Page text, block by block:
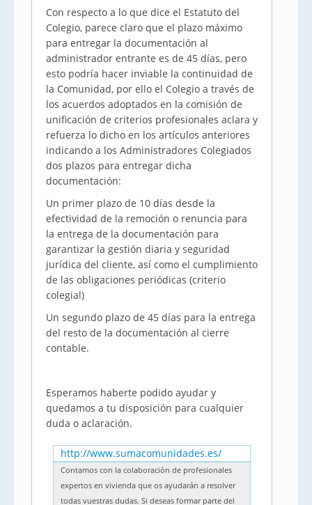
Con respecto a lo que dice el Estatuto del
Colegio, parece claro que el plazo máximo
para entregar la documentación al
administrador entrante es de 45 días, pero
esto podría hacer inviable la continuidad de
la Comunidad, por ello el Colegio a través de
los acuerdos adoptados en la comisión de
unificación de criterios profesionales aclara y
refuerza lo dicho en los artículos anteriores
indicando a los Administradores Colegiados
dos plazos para entregar dicha
documentación:
Un primer plazo de 10 días desde la
efectividad de la remoción o renuncia para
la entrega de la documentación para
garantizar la gestión diaria y seguridad
jurídica del cliente, así como el cumplimiento
de las obligaciones periódicas (criterio
colegial)
Un segundo plazo de 45 días para la entrega
del resto de la documentación al cierre
contable.
Esperamos haberte podido ayudar y
quedamos a tu disposición para cualquier
duda o aclaración.
http://www.sumacomunidades.es/
Contamos con la colaboración de profesionales
expertos en vivienda que os ayudarán a resolver
todas vuestras dudas. Si deseas formar parte del